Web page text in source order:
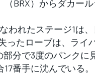
BRX）からダカー
れたステージ1は
ったローブは、ライ
分で3度のパンクに
番手に沈んでいる。